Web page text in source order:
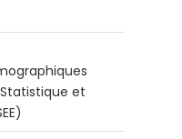
et